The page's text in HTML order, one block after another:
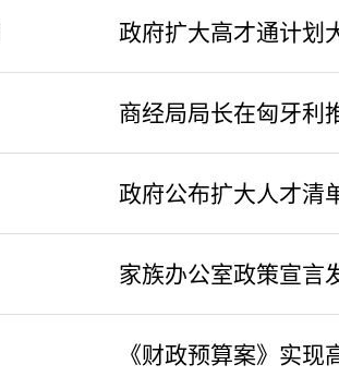
政府扩大高才通计划
商经局局长在匈牙利
政府公布扩大人才清
家族办公室政策宣言
《财政预算案》实